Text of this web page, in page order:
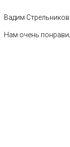
Вадим Стрельников:
Нам очень